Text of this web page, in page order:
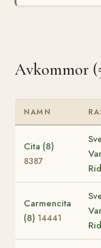
Avkommor
NAMN
Cita (8)
8387
Carmencita
(8) 14441